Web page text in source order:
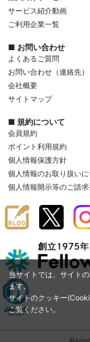
当サイトでは、サイト
ます。
サイトのクッキー
ご覧ください。
サービス紹介動画
ご利用企業一覧
■ お問い合わせ
よくあるご質問
お問い合わせ（連絡先）
会社概要
サイトマップ
■ 規約について
会員規約
ポイント利用規約
個人情報保護方針
個人情報のお取り扱い
個人情報開示等のご請